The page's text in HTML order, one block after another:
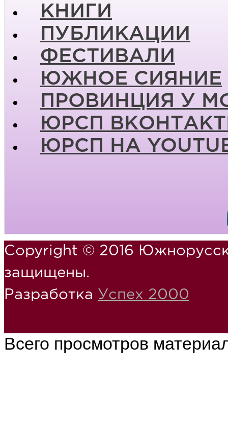
КНИГИ
ПУБЛИКАЦИИ
ФЕСТИВАЛИ
ЮЖНОЕ СИЯНИЕ
ПРОВИНЦИЯ У
ЮРСП
ЮРСП НА
Copyright © 2016
защищены.
Разработка Успех 2000
Всего просмотров